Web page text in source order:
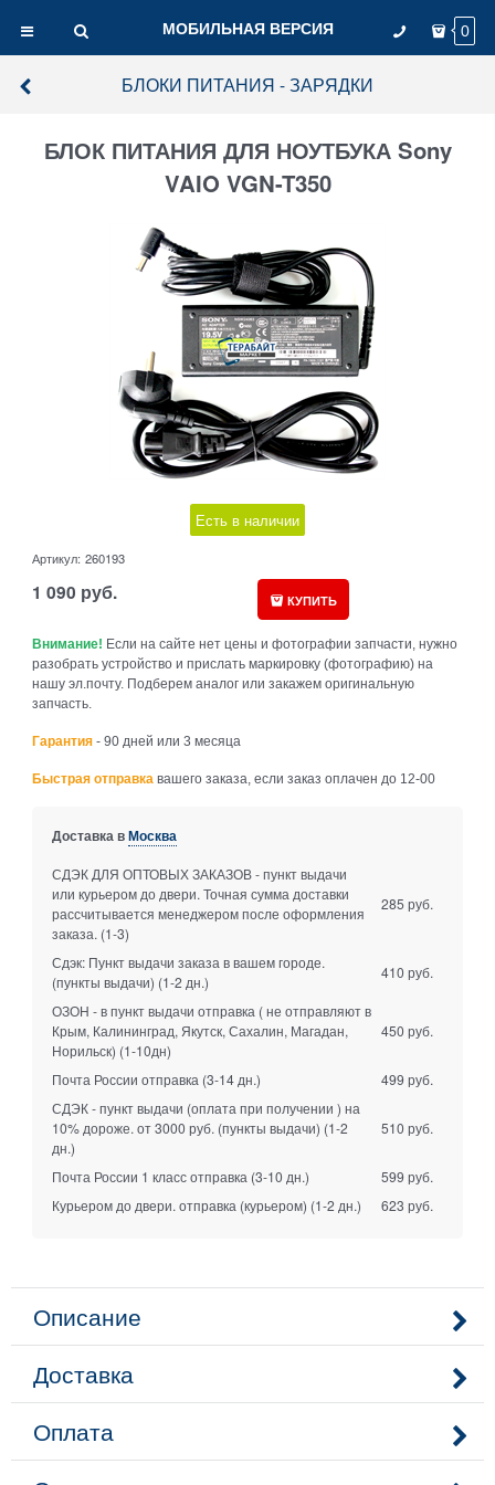
МОБИЛЬНАЯ ВЕРСИЯ 0
БЛОКИ ПИТАНИЯ - ЗАРЯДКИ
БЛОК ПИТАНИЯ ДЛЯ НОУТБУКА Sony
VAIO VGN-T350
Есть в наличии
Артикул: 260193
1 090 руб. КУПИТЬ
Внимание! Если на сайте нет цены и фотографии запчасти, нужно
разобрать устройство и прислать маркировку (фотографию) на
нашу эл.почту. Подберем аналог или закажем оригинальную
запчасть.
Гарантия - 90 дней или 3 месяца
Быстрая отправка вашего заказа, если заказ оплачен до 12-00
Доставка вМосква
СДЭК ДЛЯ ОПТОВЫХ ЗАКАЗОВ - пункт выдачи
или курьером до двери. Точная сумма доставки
рассчитывается менеджером после оформления
заказа. (1-3)
285 руб.
Сдэк: Пункт выдачи заказа в вашем городе.
(пункты выдачи) (1-2 дн.)
410 руб.
ОЗОН - в пункт выдачи отправка ( не отправляют в
Крым, Калининград, Якутск, Сахалин, Магадан,
Норильск) (1-10дн)
450 руб.
Почта России отправка (3-14 дн.)
499 руб.
СДЭК - пункт выдачи (оплата при получении ) на
10% дороже. от 3000 руб. (пункты выдачи) (1-2
дн.)
510 руб.
Почта России 1 класс отправка (3-10 дн.)
599 руб.
Курьером до двери. отправка (курьером) (1-2 дн.) 623 руб.
Описание
Доставка
Оплата